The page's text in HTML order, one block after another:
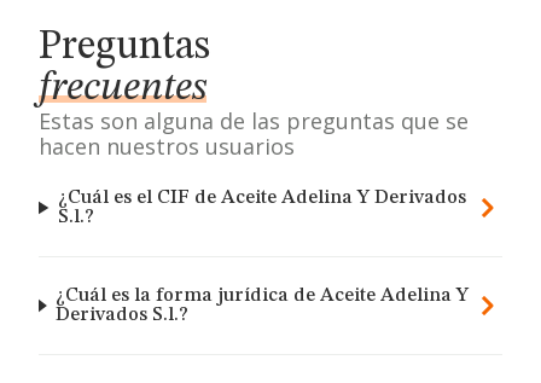
Preguntas
frecuentes
Estas son alguna de las preguntas que se
hacen nuestros usuarios
¿Cuál es el CIF de Aceite Adelina Y Derivados
S.l.?
¿Cuál es la forma jurídica de Aceite Adelina Y
Derivados S.l.?